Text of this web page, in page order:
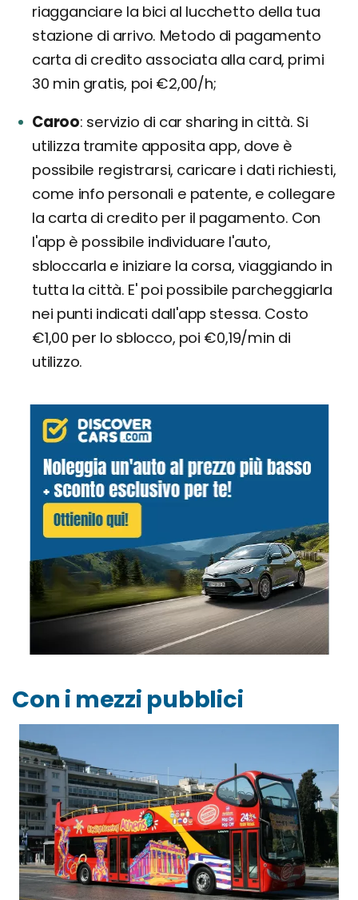
riagganciare la bici al lucchetto della tua
stazione di arrivo. Metodo di pagamento
carta di credito associata alla card, primi
30 min gratis, poi €2,00/h;
Caroo servizio di car sharing in città. Si
utilizza tramite apposita app, dove è
possibile registrarsi, caricare i dati richiesti,
come info personali e patente, e collegare
la carta di credito per il pagamento. Con
l'app è possibile individuare l'auto,
sbloccarla e iniziare la corsa, viaggiando in
tutta la città. E' poi possibile parcheggiarla
nei punti indicati dall'app stessa. Costo
€1,00 per lo sblocco, poi €0,19/min di
utilizzo.
Con i mezzi pubblici